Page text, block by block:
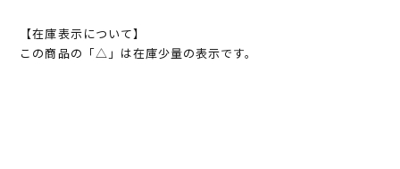
【在庫表示について】
この商品の「△」は在庫少量の表示です。